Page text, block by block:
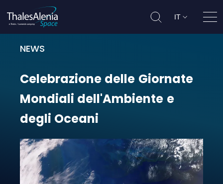
IT
NEWS
Celebrazione delle Giornate
Celebrazione delle Giornate
Mondiali dell'Ambiente e
degli Oceani